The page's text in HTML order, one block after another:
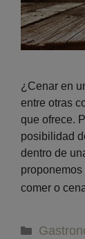
¿Cenar en
entre otras
que ofrece.
posibilidad
dentro de
comer o